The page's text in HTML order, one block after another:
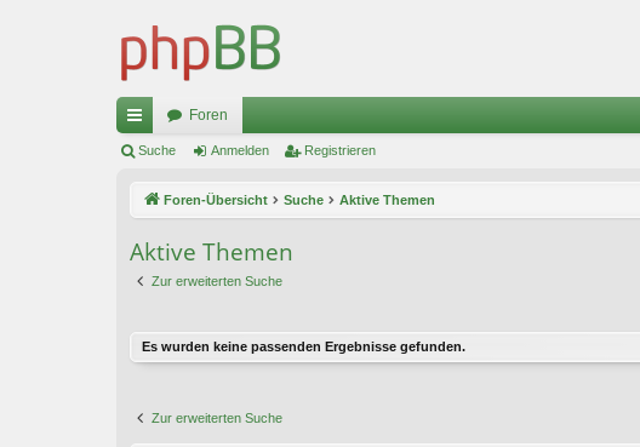
ch
ug
Foren
Suche Anmelden Registrieren
Foren-Übersicht Suche Aktive Themen
Aktive Themen
Zur erweiterten Suche
Es wurden keine passenden Ergebnisse gefunden.
Zur erweiterten Suche